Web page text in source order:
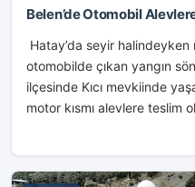
Belen’de Otomobil
Hatay’da seyir halindeyken
otomobilde çıkan yangın
ilçesinde Kıcı mevkiinde
motor kısmı alevlere teslim